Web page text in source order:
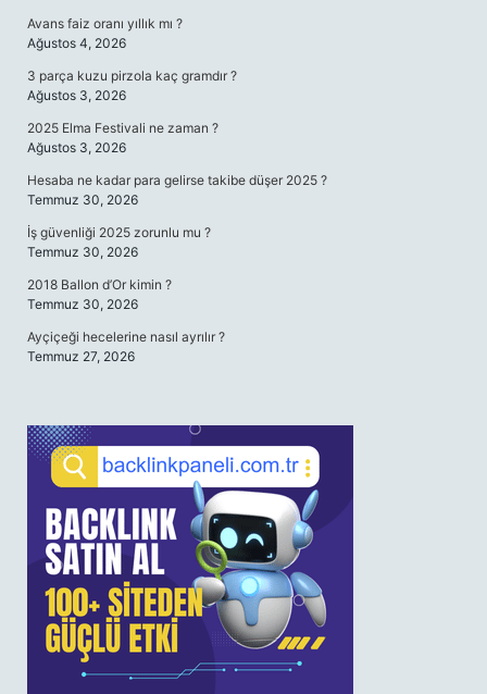
Avans faiz oranı yıllık mı ?
Ağustos 4, 2026
3 parça kuzu pirzola kaç gramdır ?
Ağustos 3, 2026
2025 Elma Festivali ne zaman ?
Ağustos 3, 2026
Hesaba ne kadar para gelirse takibe düşer 2025 ?
Temmuz 30, 2026
İş güvenliği 2025 zorunlu mu ?
Temmuz 30, 2026
2018 Ballon d’Or kimin ?
Temmuz 30, 2026
Ayçiçeği hecelerine nasıl ayrılır ?
Temmuz 27, 2026